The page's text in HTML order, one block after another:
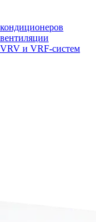
и VRF-систем